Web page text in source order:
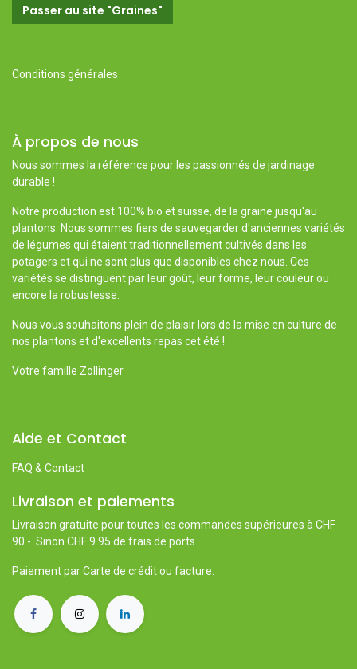
Passer au site "Graines"
Conditions générales
À propos de nous
Nous sommes la référence pour les passionnés de jardinage
durable !
Notre production est 100% bio et suisse, de la graine jusqu'au
plantons. Nous sommes fiers de sauvegarder d'anciennes variétés
de légumes qui étaient traditionnellement cultivés dans les
potagers et qui ne sont plus que disponibles chez nous. Ces
variétés se distinguent par leur goût, leur forme, leur couleur ou
encore la robustesse.
Nous vous souhaitons plein de plaisir lors de la mise en culture de
nos plantons et d'excellents repas cet été !
Votre famille Zollinger
Aide et Contact
FAQ & Contact
Livraison et paiements
Livraison gratuite pour toutes les commandes supérieures à CHF
90.-. Sinon CHF 9.95 de frais de ports.
Paiement par Carte de crédit ou facture.